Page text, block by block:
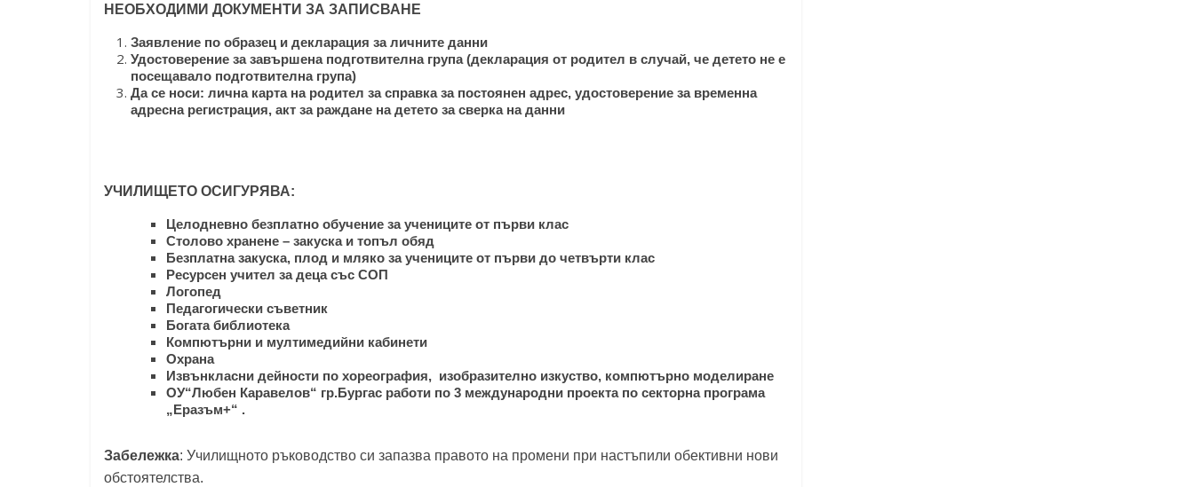
НЕОБХОДИМИ ДОКУМЕНТИ ЗА ЗАПИСВАНЕ
Заявление по образец и декларация за личните данни
Удостоверение за завършена подготвителна група (декларация от родител в случай, че детето не е
посещавало подготвителна група)
Да се носи: лична карта на родител за справка за постоянен адрес, удостоверение за временна
адресна регистрация, акт за раждане на детето за сверка на данни
УЧИЛИЩЕТО ОСИГУРЯВА:
Целодневно безплатно обучение за учениците от първи клас
Столово хранене – закуска и топъл обяд
Безплатна закуска, плод и мляко за учениците от първи до четвърти клас
Ресурсен учител за деца със СОП
Логопед
Педагогически съветник
Богата библиотека
Компютърни и мултимедийни кабинети
Охрана
Извънкласни дейности по хореография, изобразително изкуство, компютърно моделиране
ОУ“Любен Каравелов“ гр.Бургас работи по 3 международни проекта по секторна програма
„Еразъм+“ .
Забележка: Училищното ръководство си запазва правото на промени при настъпили обективни нови
обстоятелства.